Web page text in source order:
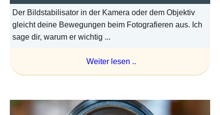
Der Bildstabilisator in der Kamera oder dem Objektiv
gleicht deine Bewegungen beim Fotografieren aus. Ich
sage dir, warum er wichtig ...
Weiter lesen ..